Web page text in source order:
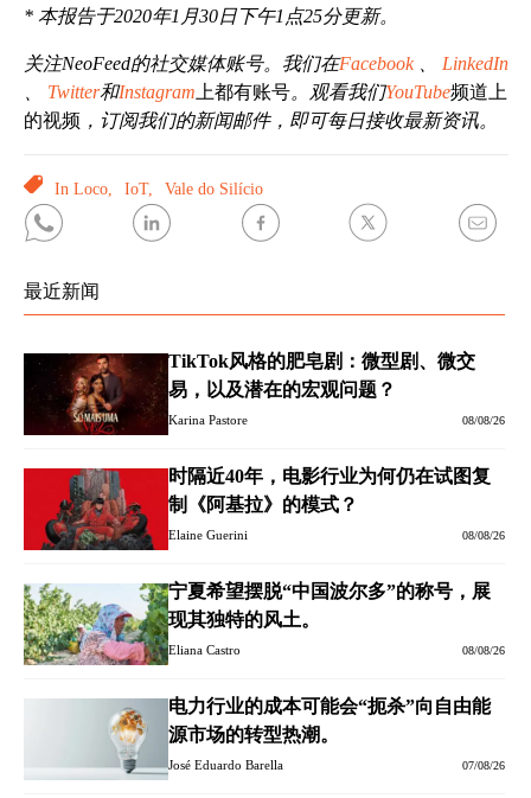
* 本报告于2020年1月30日下午1点25分更新。
关注NeoFeed的社交媒体账号。我们在Facebook 、
LinkedIn
、
Twitter和Instagram 上都有账号。观看我们YouTube频道上
的视频 ，订阅我们的新闻邮件，即可每日接收最新资讯。
TAGSIn Loco, IoT, Vale do Silício
最近新闻
TikTok风格的肥皂剧：微型剧、微交
易，以及潜在的宏观问题？
Karina Pastore 08/08/26
时隔近40年，电影行业为何仍在试图复
制《阿基拉》的模式？
Elaine Guerini 08/08/26
宁夏希望摆脱“中国波尔多”的称号，展
现其独特的风土。
Eliana Castro 08/08/26
电力行业的成本可能会“扼杀”向自由能
源市场的转型热潮。
José Eduardo Barella 07/08/26